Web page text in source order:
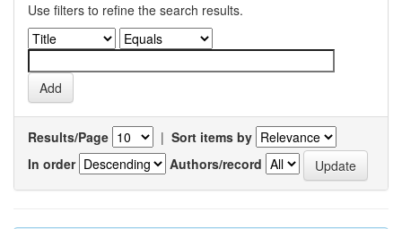
Use filters to refine the search results.
Results/Page | Sort items by
In order
Authors/record